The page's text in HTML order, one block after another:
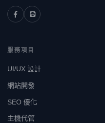
服務項目
UI/UX 設計
網站開發
SEO 優化
主機代管